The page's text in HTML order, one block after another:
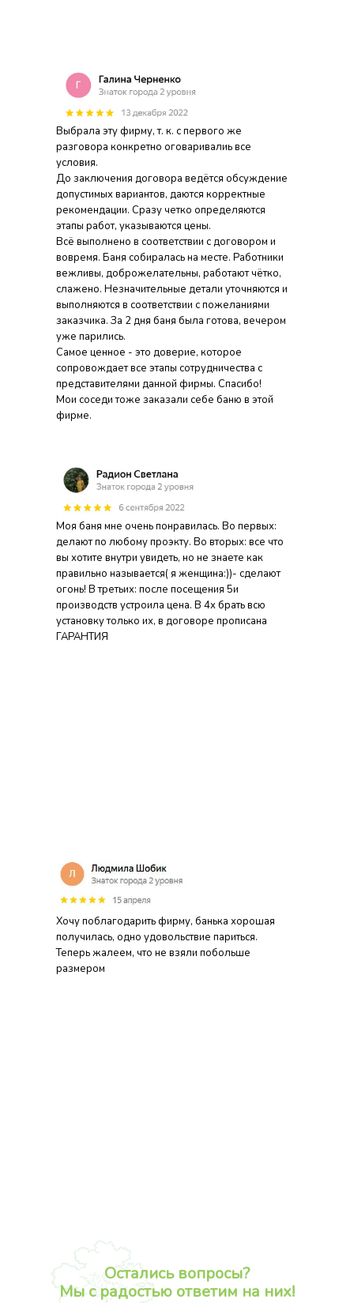
Выбрала эту фирму, т. к. с первого же
разговора конкретно оговаривалиь все
условия.
До заключения договора ведётся обсуждение
допустимых вариантов, даются корректные
рекомендации. Сразу четко определяются
этапы работ, указываются цены.
Всё выполнено в соответствии с договором и
вовремя. Баня собиралась на месте. Работники
вежливы, доброжелательны, работают чётко,
слажено. Незначительные детали уточняются и
выполняются в соответствии с пожеланиями
заказчика. За 2 дня баня была готова, вечером
уже парились.
Самое ценное - это доверие, которое
сопровождает все этапы сотрудничества с
представителями данной фирмы. Спасибо!
Мои соседи тоже заказали себе баню в этой
фирме.
Моя баня мне очень понравилась. Во первых:
делают по любому проэкту. Во вторых: все что
вы хотите внутри увидеть, но не знаете как
правильно называется( я женщина:))- сделают
огонь! В третьих: после посещения 5и
производств устроила цена. В 4х брать всю
установку только их, в договоре прописана
ГАРАНТИЯ
Хочу поблагодарить фирму, банька хорошая
получилась, одно удовольствие париться.
Теперь жалеем, что не взяли побольше
размером
Остались вопросы?
Мы с радостью ответим на них!